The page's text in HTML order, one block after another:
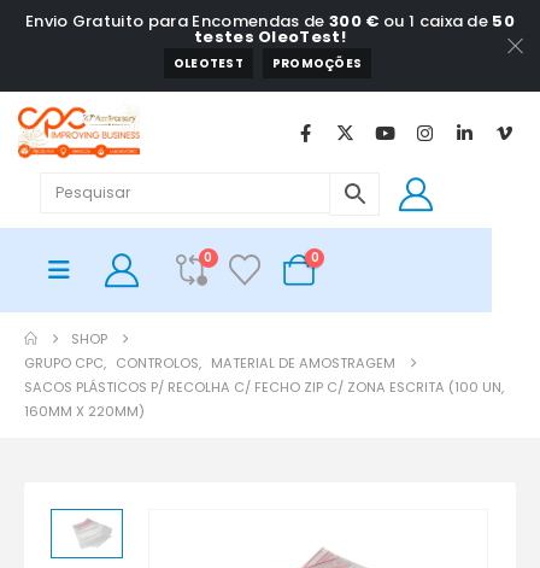
Envio Gratuito para Encomendas de 300 € ou 1 caixa de 50
testes OleoTest!
OLEOTEST PROMOÇÕES
0 0
SHOP
GRUPO CPC, CONTROLOS, MATERIAL DE AMOSTRAGEM
SACOS PLÁSTICOS P/ RECOLHA C/ FECHO ZIP C/ ZONA ESCRITA (100 UN,
160MM X 220MM)